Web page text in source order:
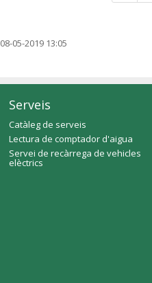
08-05-2019 13:05
Serveis
Catàleg de serveis
Lectura de comptador d'aigua
Servei de recàrrega de vehicles
elèctrics